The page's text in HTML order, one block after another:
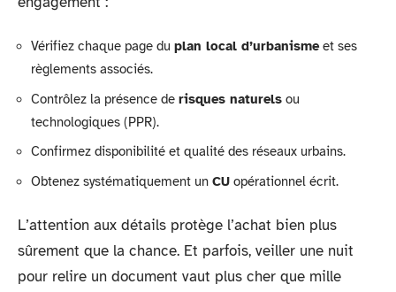
Vérifiez chaque page du plan local d’urbanismeet ses
règlements associés.
Contrôlez la présence de risques naturels ou
technologiques (PPR).
Confirmez disponibilité et qualité des réseaux urbains.
Obtenez systématiquement un CU opérationnel écrit.
L’attention aux détails protège l’achat bien plus
sûrement que la chance. Et parfois, veiller une nuit
pour relire un document vaut plus cher que mille